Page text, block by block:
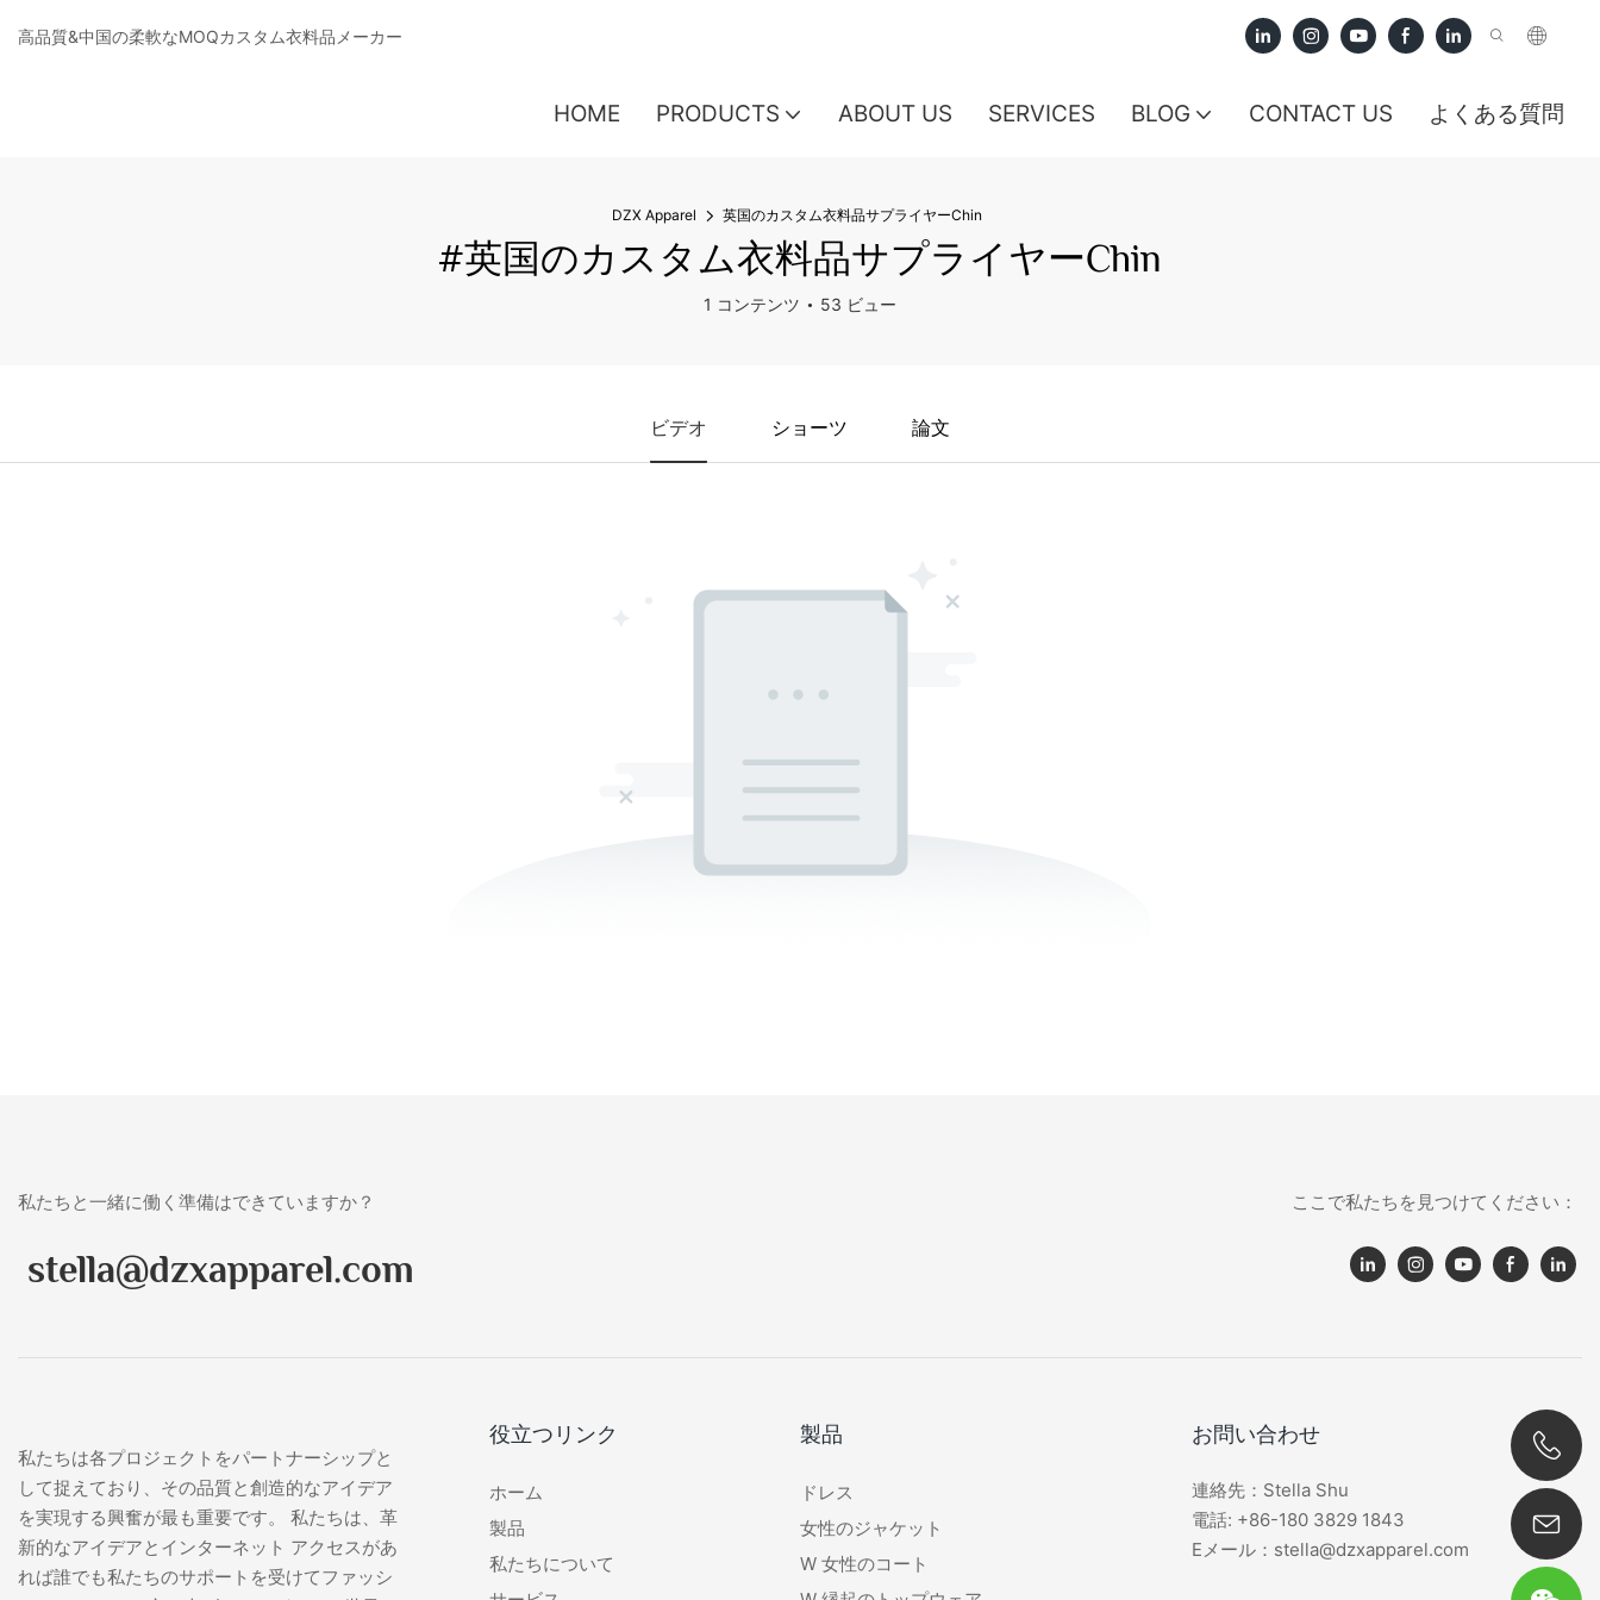
高品質&中国の柔軟なMOQカスタム衣料品メーカー
HOME PRODUCTS ABOUT US SERVICES BLOG CONTACT US よくある質問
DZX Apparel 英国のカスタム衣料品サプライヤーChin
#英国のカスタム衣料品サプライヤーChin
1 コンテンツ 53 ビュー
ビデオ ショーツ 論文
私たちと一緒に働く準備はできていますか？
stella@dzxapparel.com
ここで私たちを見つけてください：
私たちは各プロジェクトをパートナーシップと
して捉えており、その品質と創造的なアイデア
を実現する興奮が最も重要です。 私たちは、革
新的なアイデアとインターネット アクセスがあ
れば誰でも私たちのサポートを受けてファッシ
役立つリンク
ホーム
製品
私たちについて
製品
ドレス
女性のジャケット
W 女性のコート
お問い合わせ
連絡先：Stella Shu
電話: +86-180 3829 1843
Eメール：stella@dzxapparel.com